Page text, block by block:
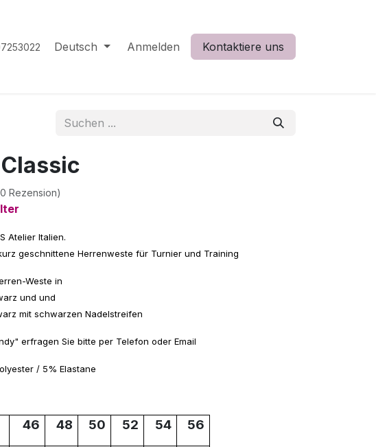
Deutsch Anmelden Kontaktiere uns
Rezension)
Atelier Italien.
geschnittene Herrenweste für Turnier und Training
Weste in
und und
mit schwarzen Nadelstreifen
erfragen Sie bitte per Telefon oder Email
/ 5% Elastane
46 48 50 52 54 56